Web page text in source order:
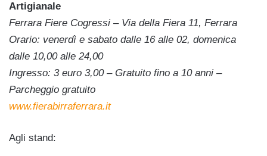
Artigianale
Ferrara Fiere Cogressi – Via della Fiera 11, Ferrara
Orario: venerdì e sabato dalle 16 alle 02, domenica
dalle 10,00 alle 24,00
Ingresso: 3 euro 3,00 – Gratuito fino a 10 anni –
Parcheggio gratuito
www.fierabirraferrara.it
Agli stand: